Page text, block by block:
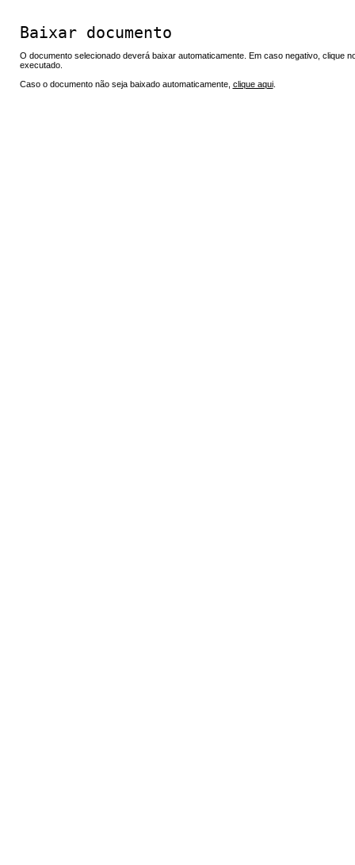
Baixar documento
O documento selecionado deverá baixar automaticamente. Em caso negativo, clique
executado.
Caso o documento não seja baixado automaticamente, clique aqui.